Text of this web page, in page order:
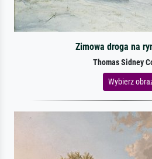
Zimowa droga na
Thomas Sidney
Wybierz